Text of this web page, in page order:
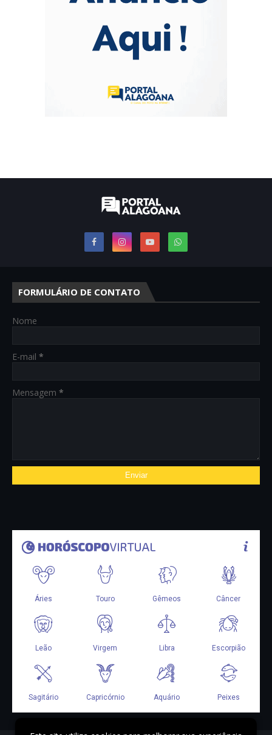
FORMULÁRIO DE CONTATO
Nome
E-mail *
Mensagem *